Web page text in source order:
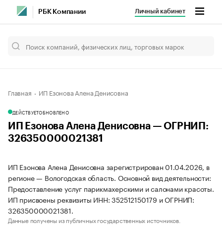
РБК Компании Личный кабинет
Главная ИП Езонова Алена Денисовна
ДЕЙСТВУЕТОБНОВЛЕНО
ИП Езонова Алена Денисовна — ОГРНИП:
326350000021381
ИП Езонова Алена Денисовна зарегистрирован 01.04.2026, в
регионе — Вологодская область. Основной вид деятельности:
Предоставление услуг парикмахерскими и салонами красоты.
ИП присвоены реквизиты ИНН: 352512150179 и ОГРНИП:
326350000021381.
Данные получены из публичных государственных источников.